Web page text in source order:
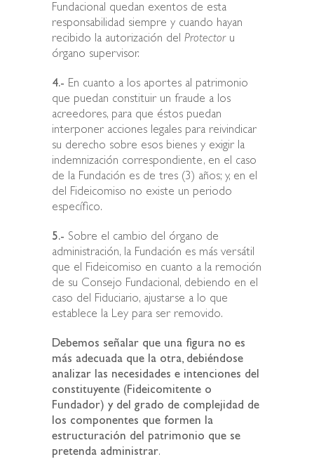
Fundacional quedan exentos de esta
responsabilidad siempre y cuando hayan
recibido la autorización del Protectoru
órgano supervisor.
4.- En cuanto a los aportes al patrimonio
que puedan constituir un fraude a los
acreedores, para que éstos puedan
interponer acciones legales para reivindicar
su derecho sobre esos bienes y exigir la
indemnización correspondiente, en el caso
de la Fundación es de tres (3) años; y, en el
del Fideicomiso no existe un periodo
específico.
5.- Sobre el cambio del órgano de
administración, la Fundación es más versátil
que el Fideicomiso en cuanto a la remoción
de su Consejo Fundacional, debiendo en el
caso del Fiduciario, ajustarse a lo que
establece la Ley para ser removido.
Debemos señalar que una figura no es
más adecuada que la otra, debiéndose
analizar las necesidades e intenciones del
constituyente (Fideicomitente o
Fundador) y del grado de complejidad de
los componentes que formen la
estructuración del patrimonio que se
pretenda administrar.